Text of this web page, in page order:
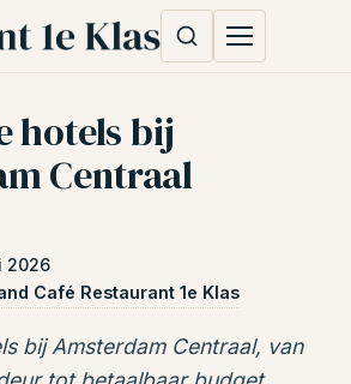
hotels bij
Centraal
2026
Café Restaurant 1e Klas
bij Amsterdam Centraal, van